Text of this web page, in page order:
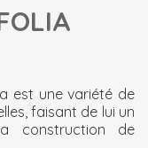
est une variété de
faisant de lui un
construction de